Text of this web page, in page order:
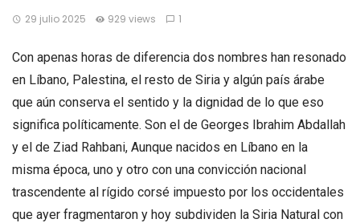
29 julio 2025 929 views 1
Con apenas horas de diferencia dos nombres han resonado
en Líbano, Palestina, el resto de Siria y algún país árabe
que aún conserva el sentido y la dignidad de lo que eso
significa políticamente. Son el de Georges Ibrahim Abdallah
y el de Ziad Rahbani, Aunque nacidos en Líbano en la
misma época, uno y otro con una convicción nacional
trascendente al rígido corsé impuesto por los occidentales
que ayer fragmentaron y hoy subdividen la Siria Natural con